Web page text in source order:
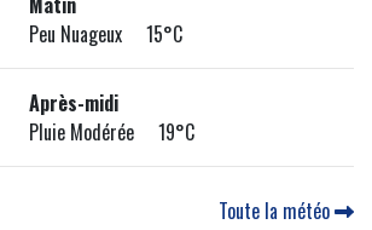
Peu Nuageux 15°C
Après-midi
Pluie Modérée 19°C
Toute la météo